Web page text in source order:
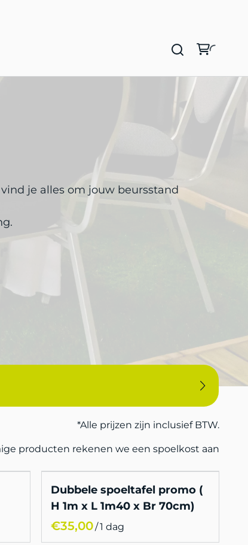
je alles om jouw beursstand
*Alle prijzen zijn inclusief BTW.
producten rekenen we een spoelkost aan
Dubbele spoeltafel promo (
H 1m x L 1m40 x Br 70cm)
/